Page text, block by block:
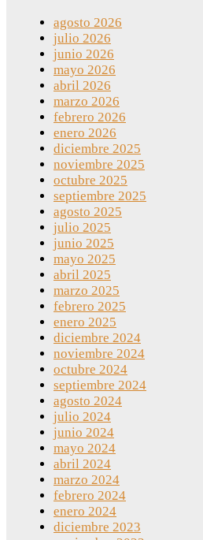
agosto 2026
julio 2026
junio 2026
mayo 2026
abril 2026
marzo 2026
febrero 2026
enero 2026
diciembre 2025
noviembre 2025
octubre 2025
septiembre 2025
agosto 2025
julio 2025
junio 2025
mayo 2025
abril 2025
marzo 2025
febrero 2025
enero 2025
diciembre 2024
noviembre 2024
octubre 2024
septiembre 2024
agosto 2024
julio 2024
junio 2024
mayo 2024
abril 2024
marzo 2024
febrero 2024
enero 2024
diciembre 2023